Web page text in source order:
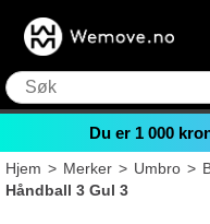
Du er 1 000
Hjem>Merker>Umbro>
Håndball 3 Gul 3